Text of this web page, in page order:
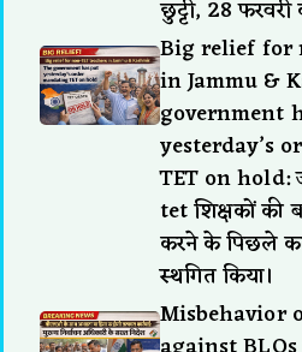
छुट्टी, 28
Big relief for
in Jammu &
government
yesterday’s
TET on hold:
tet शिक्षकों की
करने के पिछले
स्थगित किया।
Misbehavior